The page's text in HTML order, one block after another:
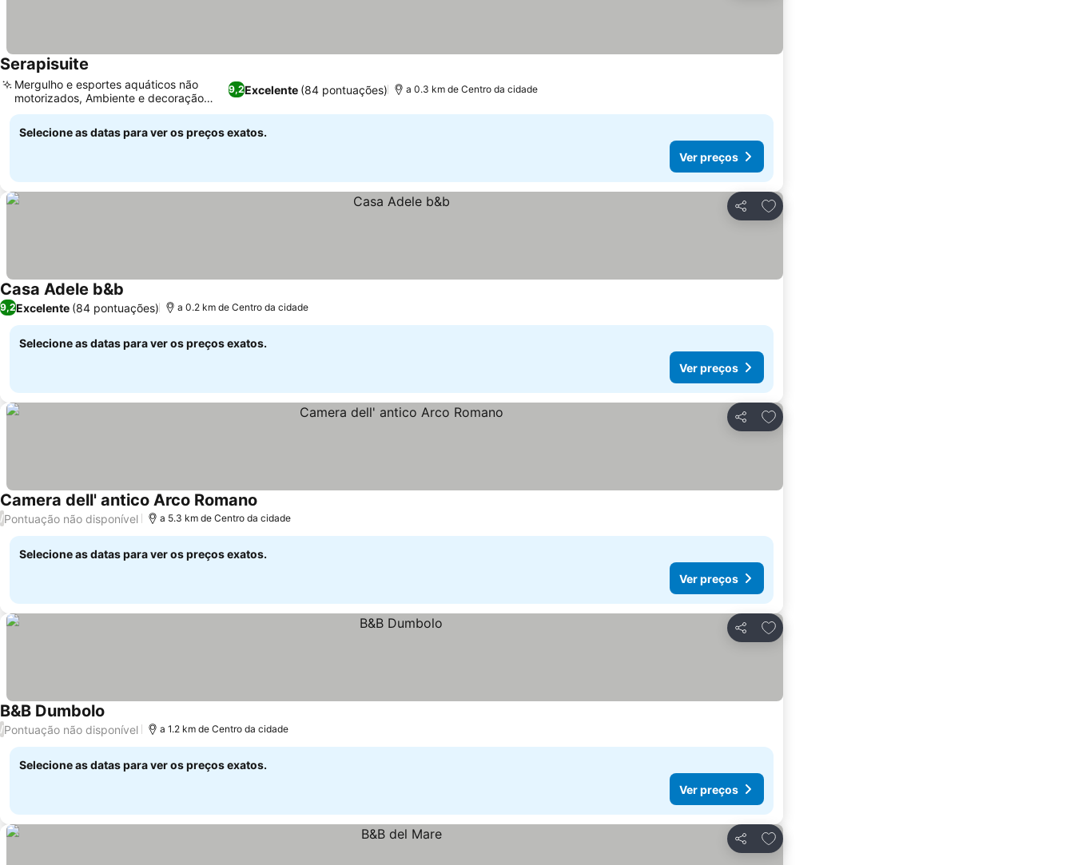
Serapisuite
9,2Excelente (84 pontuações)
Mergulho e esportes aquáticos não
motorizados, Ambiente e decoração
românticos
a 0.3 km de Centro da cidade
Selecione as datas para ver os preços exatos.
Ver preços
Partilhar
Adicionar aos favoritos
Casa Adele b&b Ver preços
9,2Excelente (84 pontuações) a 0.2 km de Centro da cidade
Selecione as datas para ver os preços exatos.
Ver preços
Partilhar
Adicionar aos favoritos
Camera dell' antico Arco Romano
/Pontuação não disponível a 5.3 km de Centro da cidade
Selecione as datas para ver os preços exatos.
Ver preços
Partilhar
Adicionar aos favoritos
B&B Dumbolo Ver preços
/Pontuação não disponível a 1.2 km de Centro da cidade
Selecione as datas para ver os preços exatos.
Ver preços
Partilhar
Adicionar aos favoritos